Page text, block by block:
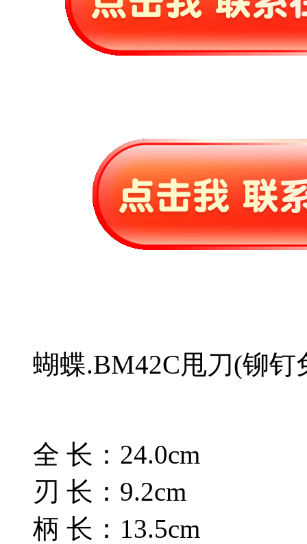
蝴蝶.BM42C甩刀(铆钉
全 长：24.0cm
刃 长：9.2cm
柄 长：13.5cm